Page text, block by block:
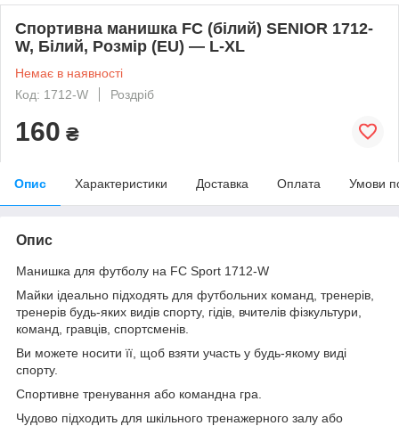
Спортивна манишка FC (білий) SENIOR 1712-
W, Білий, Розмір (EU) — L-XL
Немає в наявності
Код: 1712-W
Роздріб
160 ₴
Опис Характеристики Доставка Оплата Умови
Опис
Манишка для футболу на FC Sport 1712-W
Майки ідеально підходять для футбольних команд, тренерів,
тренерів будь-яких видів спорту, гідів, вчителів фізкультури,
команд, гравців, спортсменів.
Ви можете носити її, щоб взяти участь у будь-якому виді
спорту.
Спортивне тренування або командна гра.
Чудово підходить для шкільного тренажерного залу або